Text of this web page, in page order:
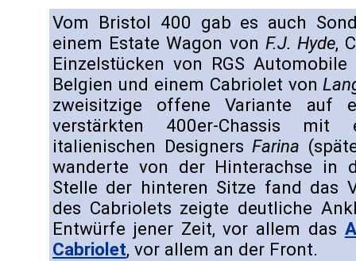
Vom Bristol 400 gab es auch
einem Estate Wagon von F.J. Hyde,
Einzelstücken von RGS
Belgien und einem Cabriolet von
zweisitzige offene Variante auf
verstärkten 400er-Chassis mit
italienischen Designers Farina
wanderte von der Hinterachse in
Stelle der hinteren Sitze fand das
des Cabriolets zeigte deutliche
Entwürfe jener Zeit, vor allem das
Cabriolet, vor allem an der Front.